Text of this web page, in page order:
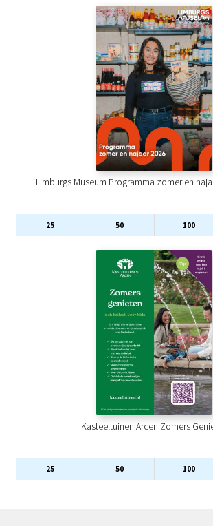
Limburgs Museum Programma zomer en
25 50 100
Kasteeltuinen Arcen Zomers
25 50 100